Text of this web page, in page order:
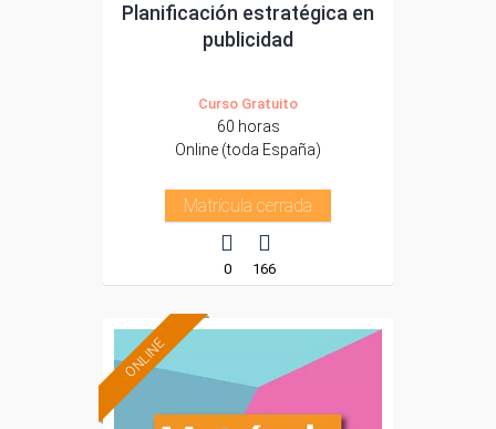
Planificación estratégica en
publicidad
Curso Gratuito
60 horas
Online (toda España)
Matrícula cerrada
0 166
ONLINE